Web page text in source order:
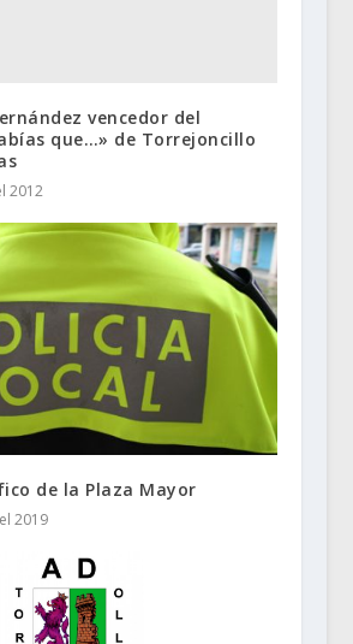
vencedor del
que…» de Torrejoncillo
2012
de la Plaza Mayor
2019